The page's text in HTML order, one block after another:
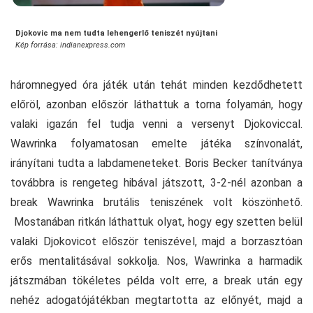
Djokovic ma nem tudta lehengerlő teniszét nyújtani
Kép forrása: indianexpress.com
háromnegyed óra játék után tehát minden kezdődhetett
előröl, azonban először láthattuk a torna folyamán, hogy
valaki igazán fel tudja venni a versenyt Djokoviccal.
Wawrinka folyamatosan emelte játéka színvonalát,
irányítani tudta a labdameneteket. Boris Becker tanítványa
továbbra is rengeteg hibával játszott, 3-2-nél azonban a
break Wawrinka brutális teniszének volt köszönhető.
Mostanában ritkán láthattuk olyat, hogy egy szetten belül
valaki Djokovicot először teniszével, majd a borzasztóan
erős mentalitásával sokkolja. Nos, Wawrinka a harmadik
játszmában tökéletes példa volt erre, a break után egy
nehéz adogatójátékban megtartotta az előnyét, majd a